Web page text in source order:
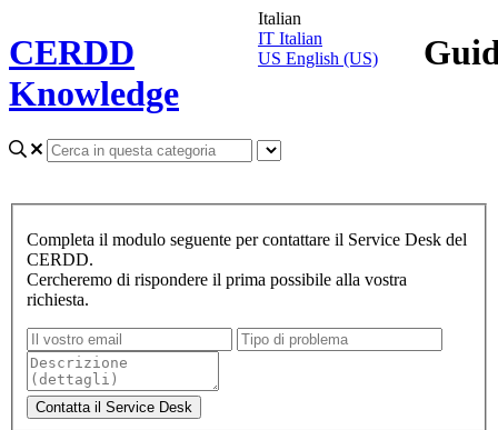
CERDD
Knowledge
Italian
IT Italian
US English (US)
Completa il modulo seguente per contattare il Service Desk del
CERDD.
Cercheremo di rispondere il prima possibile alla vostra
richiesta.